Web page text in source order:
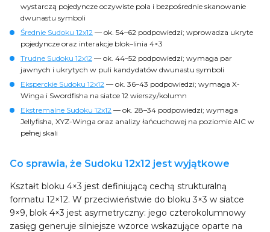
wystarczą pojedyncze oczywiste pola i bezpośrednie skanowanie
dwunastu symboli
Średnie Sudoku 12x12 — ok. 54–62 podpowiedzi; wprowadza ukryte
pojedyncze oraz interakcje blok–linia 4×3
Trudne Sudoku 12x12 — ok. 44–52 podpowiedzi; wymaga par
jawnych i ukrytych w puli kandydatów dwunastu symboli
Eksperckie Sudoku 12x12 — ok. 36–43 podpowiedzi; wymaga X-
Winga i Swordfisha na siatce 12 wierszy/kolumn
Ekstremalne Sudoku 12x12 — ok. 28–34 podpowiedzi; wymaga
Jellyfisha, XYZ-Winga oraz analizy łańcuchowej na poziomie AIC w
pełnej skali
Co sprawia, że Sudoku 12x12 jest wyjątkowe
Kształt bloku 4×3 jest definiującą cechą strukturalną
formatu 12×12. W przeciwieństwie do bloku 3×3 w siatce
9×9, blok 4×3 jest asymetryczny: jego czterokolumnowy
zasięg generuje silniejsze wzorce wskazujące oparte na